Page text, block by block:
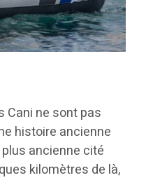
Cani ne sont pas
histoire ancienne
ancienne cité
kilomètres de là,